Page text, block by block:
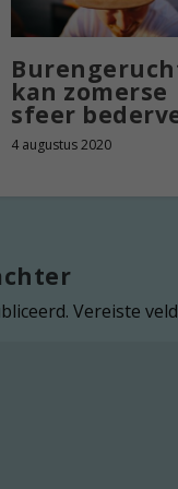
kan zomerse
sfeer
4 augustus 2020
Vereiste